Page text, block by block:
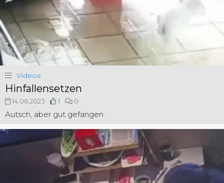
Videos
Hinfallensetzen
14.06.2023 1 0
Autsch, aber gut gefangen.